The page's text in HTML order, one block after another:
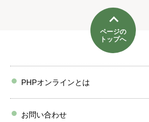
ページの
トップへ
PHPオンラインとは
お問い合わせ